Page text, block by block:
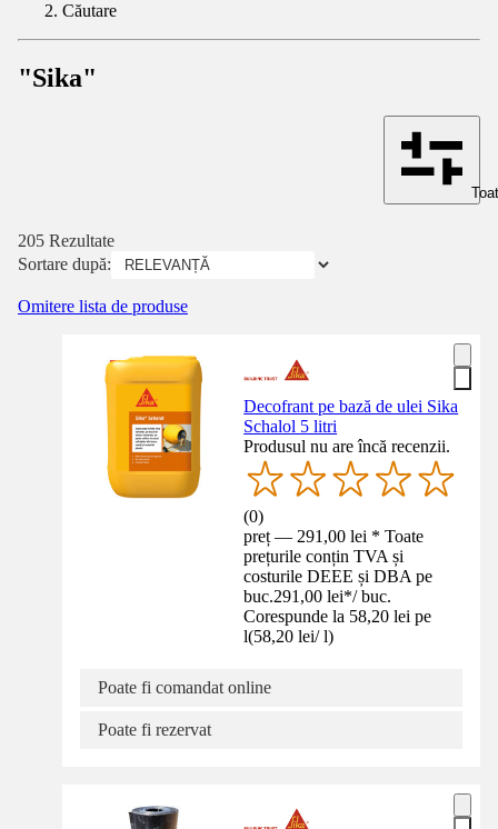
Căutare
"Sika"
205 Rezultate
Sortare după:
Omitere lista de produse
Decofrant pe bază de ulei Sika
Schalol 5 litri
Produsul nu are încă recenzii.
(0)
preț — 291,00 lei * Toate
prețurile conțin TVA și
costurile DEEE și DBA pe
buc.291,00 lei*/ buc.
Corespunde la 58,20 lei pe
l(58,20 lei/ l)
Poate fi comandat online
Poate fi rezervat